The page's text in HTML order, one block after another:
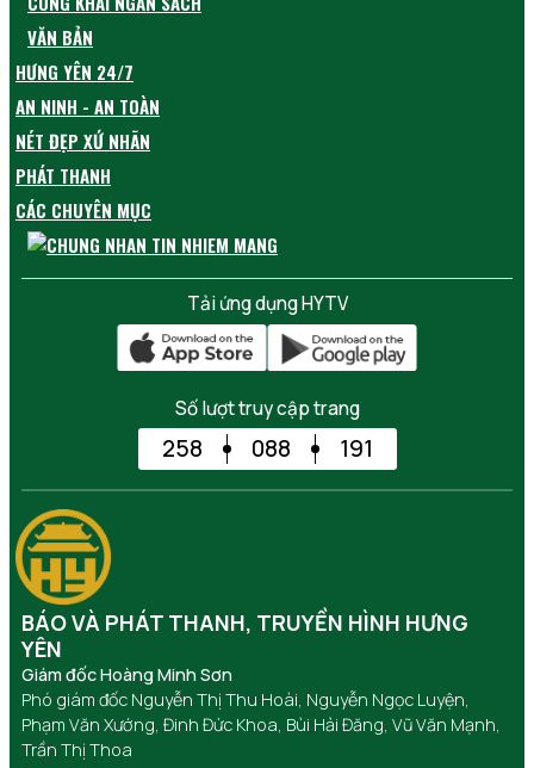
VĂN BẢN
HƯNG YÊN 24/7
AN NINH - AN TOÀN
NÉT ĐẸP XỨ NHÃN
PHÁT THANH
CÁC CHUYÊN MỤC
Tải ứng dụng HYTV
Số lượt truy cập trang
258 088 191
BÁO VÀ PHÁT THANH, TRUYỀN HÌNH HƯNG
YÊN
Giám đốc Hoàng Minh Sơn
Phó giám đốc Nguyễn Thị Thu Hoài, Nguyễn Ngọc Luyện,
Phạm Văn Xướng, Đinh Đức Khoa, Bùi Hải Đăng, Vũ Văn Mạnh,
Trần Thị Thoa